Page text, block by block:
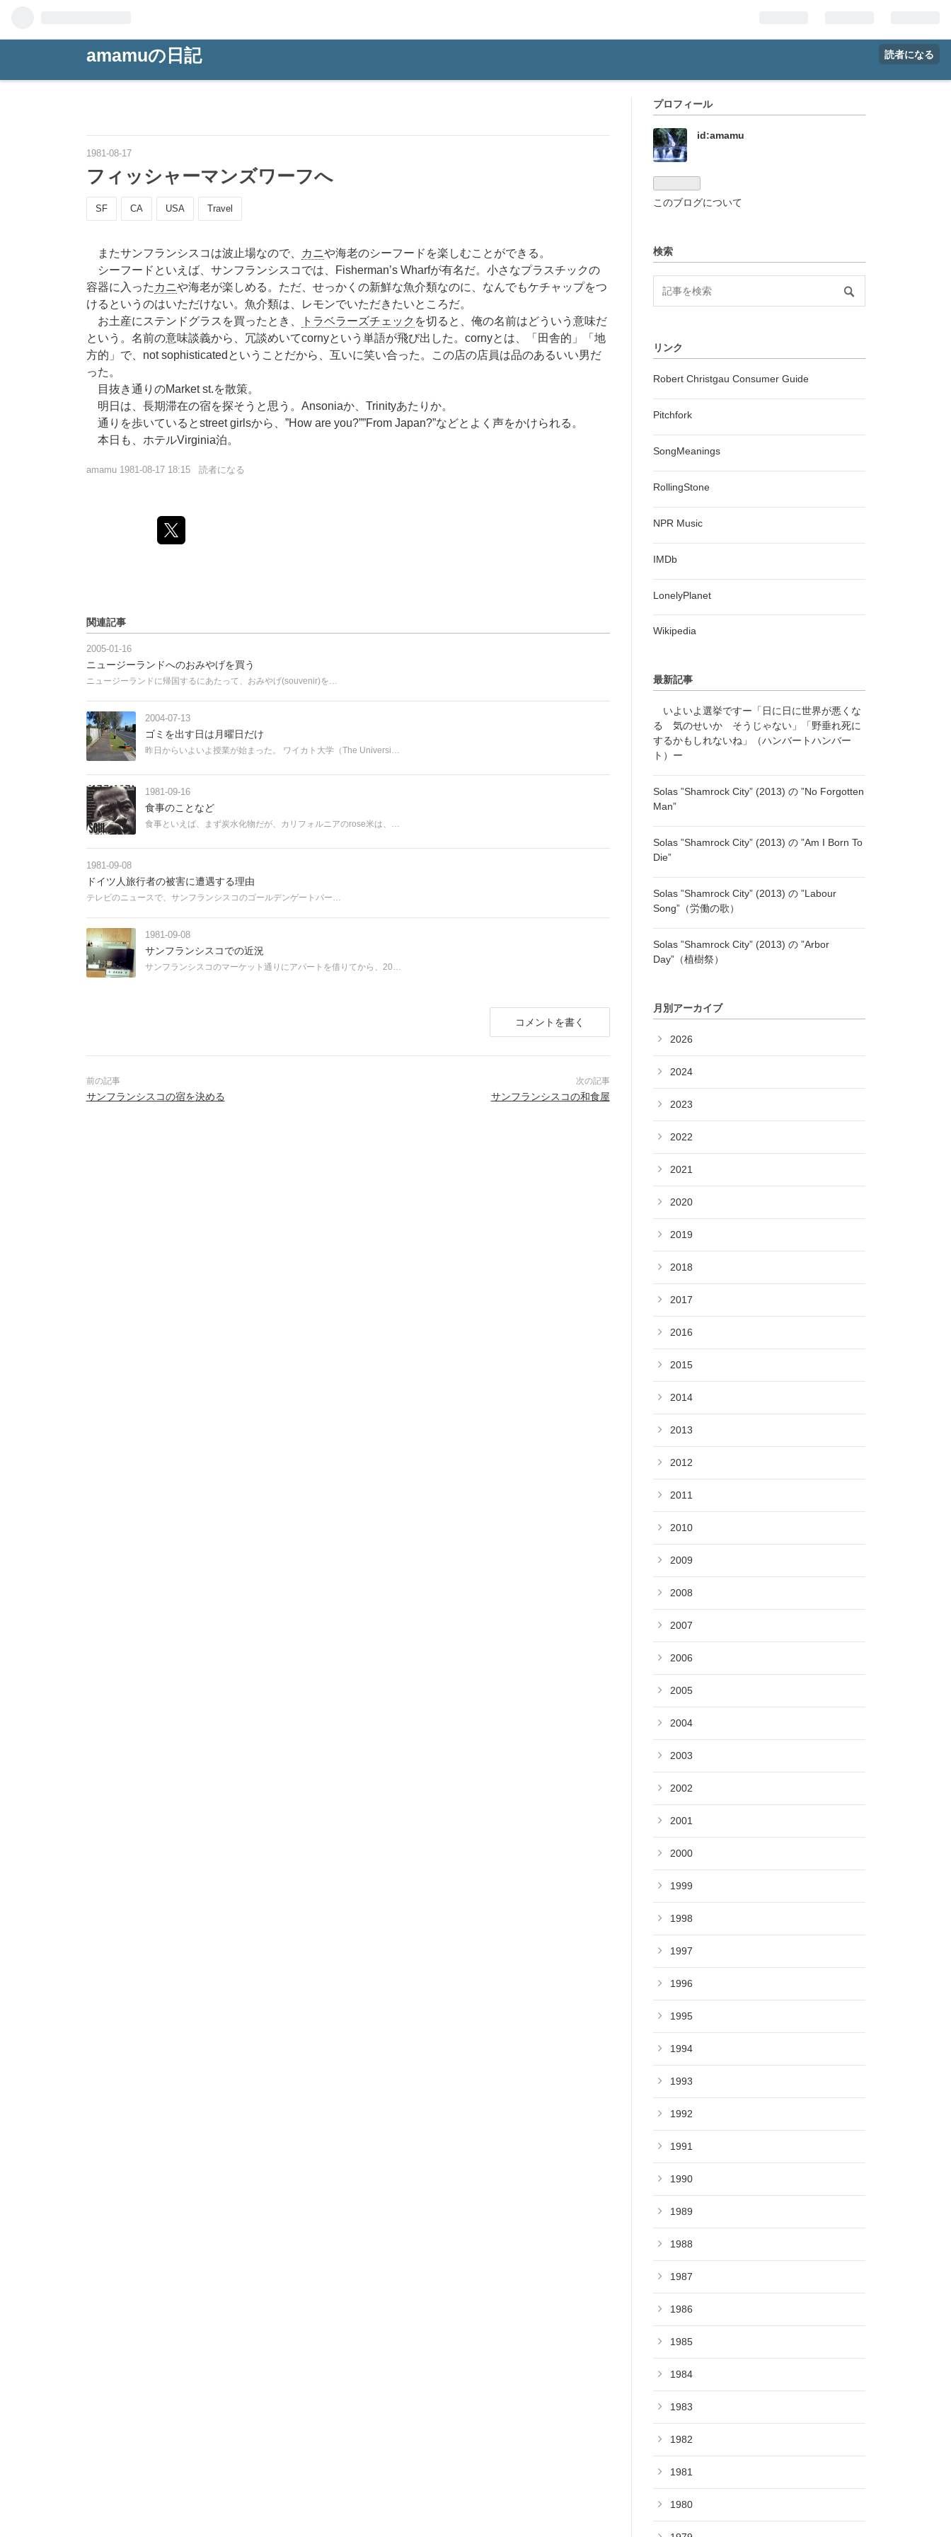
読者になる
amamuの日記
1981-08-17
フィッシャーマンズワーフへ
SF CA USA Travel
またサンフランシスコは波止場なので、 カニや海老のシーフードを楽しむことができる。
シーフードといえば、サンフランシスコでは、Fisherman’s Wharfが有名だ。小さなプラスチックの
容器に入った カニや海老が楽しめる。ただ、せっかくの新鮮な魚介類なのに、なんでもケチャップをつ
けるというのはいただけない。魚介類は、レモンでいただきたいところだ。
お土産にステンドグラスを買ったとき、
トラベラーズチェック を切ると、俺の名前はどういう意味だ
という。名前の意味談義から、冗談めいてcornyという単語が飛び出した。cornyとは、「田舎的」「地
方的」で、not sophisticatedということだから、互いに笑い合った。この店の店員は品のあるいい男だ
った。
目抜き通りのMarket st.を散策。
明日は、長期滞在の宿を探そうと思う。Ansoniaか、Trinityあたりか。
通りを歩いているとstreet girlsから、”How are you?””From Japan?”などとよく声をかけられる。
本日も、ホテルVirginia泊。
amamu 1981-08-17 18:15 読者になる
関連記事
2005-01-16
ニュージーランドへのおみやげを買う
ニュージーランドに帰国するにあたって、おみやげ(souvenir)を…
2004-07-13
ゴミを出す日は月曜日だけ
昨日からいよいよ授業が始まった。 ワイカト大学（The Universi…
1981-09-16
食事のことなど
食事といえば、まず炭水化物だが、カリフォルニアのrose米は、…
1981-09-08
ドイツ人旅行者の被害に遭遇する理由
テレビのニュースで、サンフランシスコのゴールデンゲートパー…
1981-09-08
サンフランシスコでの近況
サンフランシスコのマーケット通りにアパートを借りてから、20…
コメントを書く
サンフランシスコの宿を決める サンフランシスコの和食屋
プロフィール
id:amamu
このブログについて
検索
リンク
Robert Christgau Consumer Guide
Pitchfork
SongMeanings
RollingStone
NPR Music
IMDb
LonelyPlanet
Wikipedia
最新記事
いよいよ選挙ですー「日に日に世界が悪くな
る 気のせいか そうじゃない」「野垂れ死に
するかもしれないね」（ハンバートハンバー
ト）ー
Solas ”Shamrock City” (2013) の ”No Forgotten
Man”
Solas ”Shamrock City” (2013) の ”Am I Born To
Die”
Solas ”Shamrock City” (2013) の ”Labour
Song”（労働の歌）
Solas ”Shamrock City” (2013) の ”Arbor
Day”（植樹祭）
月別アーカイブ
2026
2024
2023
2022
2021
2020
2019
2018
2017
2016
2015
2014
2013
2012
2011
2010
2009
2008
2007
2006
2005
2004
2003
2002
2001
2000
1999
1998
1997
1996
1995
1994
1993
1992
1991
1990
1989
1988
1987
1986
1985
1984
1983
1982
1981
1980